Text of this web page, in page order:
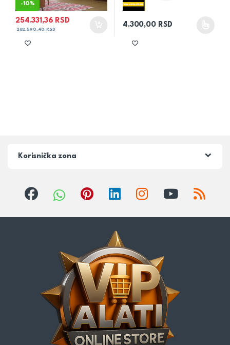
-10%
254.331,36 RSD
282.590,40RSD
4.300,00 RSD
Ovaj proizvod ima više
Korisnička zona